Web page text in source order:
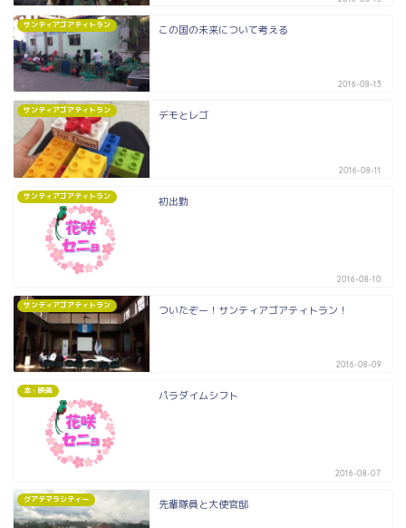
サンティアゴアティトラン この国の未来について考える
2016-08-13
サンティアゴアティトラン デモとレゴ
2016-08-11
サンティアゴアティトラン 初出勤
2016-08-10
サンティアゴアティトラン ついたぞー！サンティアゴアティトラン！
2016-08-09
本・映画 パラダイムシフト
2016-08-07
グアテマラシティー 先輩隊員と大使官邸